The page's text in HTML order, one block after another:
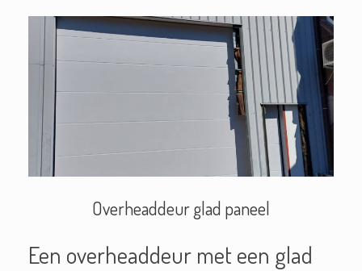
Overheaddeur glad paneel
Een overheaddeur met een glad